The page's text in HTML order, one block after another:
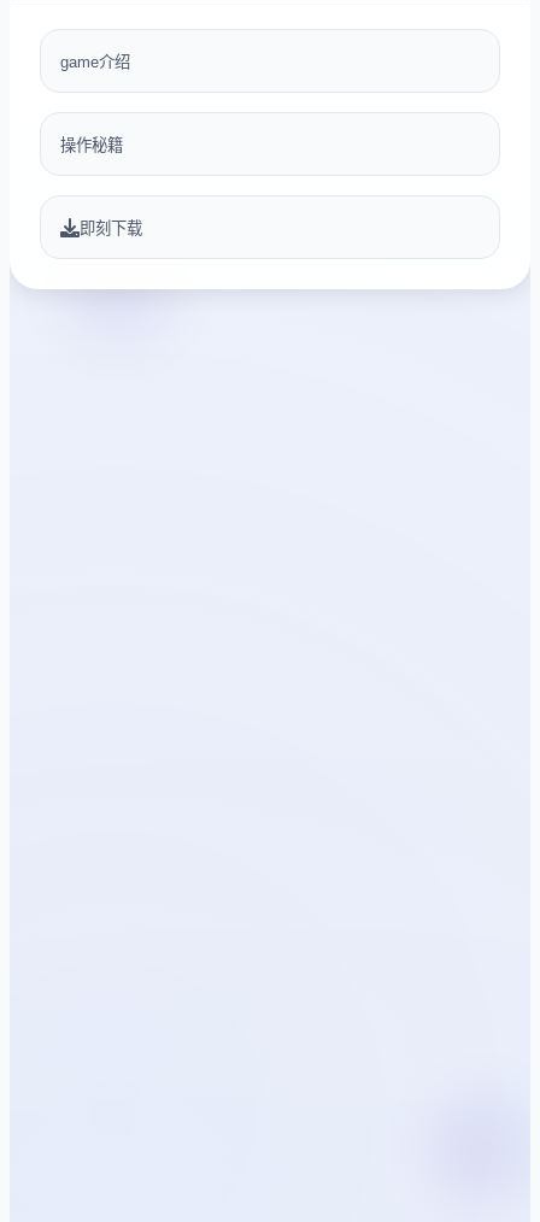
game介绍
操作秘籍
即刻下载